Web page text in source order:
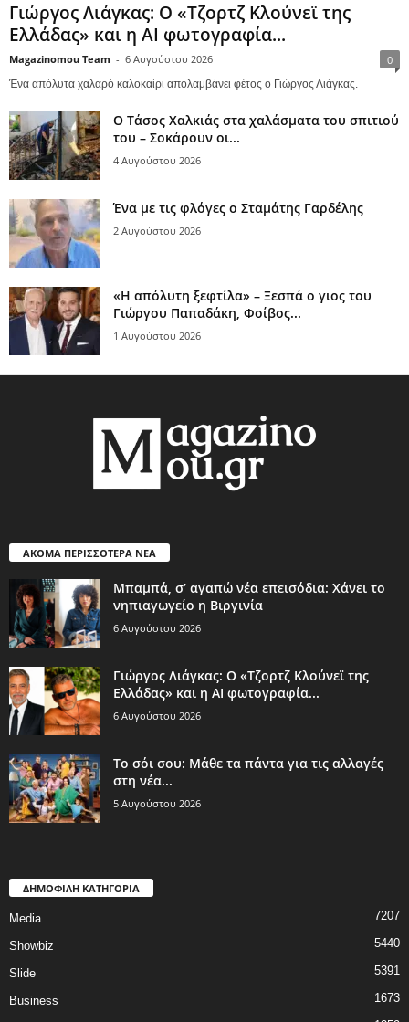
Γιώργος Λιάγκας: Ο «Τζορτζ Κλούνεϊ της
Ελλάδας» και η AI φωτογραφία...
Magazinomou Team - 6 Αυγούστου 2026 0
Ένα απόλυτα χαλαρό καλοκαίρι απολαμβάνει φέτος ο Γιώργος Λιάγκας.
Ο Τάσος Χαλκιάς στα χαλάσματα του σπιτιού
του – Σοκάρουν οι...
4 Αυγούστου 2026
Ένα με τις φλόγες ο Σταμάτης Γαρδέλης
2 Αυγούστου 2026
«Η απόλυτη ξεφτίλα» – Ξεσπά ο γιος του
Γιώργου Παπαδάκη, Φοίβος...
1 Αυγούστου 2026
ΑΚΟΜΑ ΠΕΡΙΣΣΟΤΕΡΑ ΝΕΑ
Μπαμπά, σ’ αγαπώ νέα επεισόδια: Χάνει το
νηπιαγωγείο η Βιργινία
6 Αυγούστου 2026
Γιώργος Λιάγκας: Ο «Τζορτζ Κλούνεϊ της
Ελλάδας» και η AI φωτογραφία...
6 Αυγούστου 2026
Το σόι σου: Μάθε τα πάντα για τις αλλαγές
στη νέα...
5 Αυγούστου 2026
ΔΗΜΟΦΙΛΗ ΚΑΤΗΓΟΡΙΑ
Media 7207
Showbiz 5440
Slide 5391
Business 1673